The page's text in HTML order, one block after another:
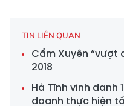
TIN LIÊN QUAN
Cẩm Xuyên “vượt
2018
Hà Tĩnh vinh danh
doanh thực hiện